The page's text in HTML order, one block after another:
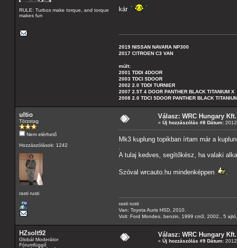
RULE: Turbos make torque, and torque
makes fun
kár
2019 NISSAN NAVARA NP300
2017 CITROEN C3 VAN
múlt:
2001 TDDI 4DOOR
2003 TDCI 5DOOR
2002 2.0 TDDI TURNIER
2007 2.5T 4 DOOR PANTHER BLACK TITANIUM X
2008 2.0 TDCI 5DOOR PANTHER BLACK
ultio
Törzstag
Nem elérhető
Hozzászólások: 1242
rasti rusti
Válasz: WRC Hungary Kft.
« Új hozzászólás #8 Dátum:
Mk3 kuplung topikban írtam már a
A tulaj kedves, segítőkész, ha valaki
Szóval wrcauto.hu mindenképpen
rasti rusti
Van: Toyota Auris HSD, 2010.
Volt: Ford Mondeo, benzin, 1999 cm3, 2002., 5
HZsolt92
Globál Moderátor
Fórumfüggő
Válasz: WRC Hungary Kft.
« Új hozzászólás #9 Dátum: